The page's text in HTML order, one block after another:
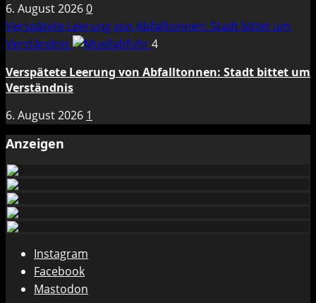
6. August 20260
Verspätete Leerung von Abfalltonnen: Stadt bittet um
Verständnis
4
Verspätete Leerung von Abfalltonnen: Stadt bittet um
Verständnis
6. August 2026 1
Anzeigen
Instagram
Facebook
Mastodon